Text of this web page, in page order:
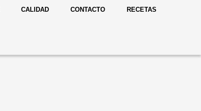
CALIDAD CONTACTO RECETAS